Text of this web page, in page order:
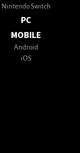
Nintendo Switch
PC
MOBILE
Android
iOS